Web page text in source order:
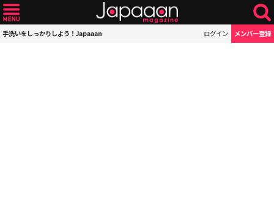
手洗いをしっかりしよう！Japaaan ログイン メンバー登録